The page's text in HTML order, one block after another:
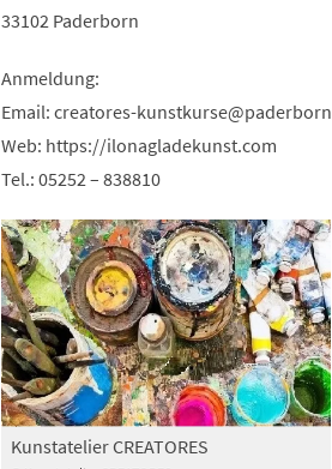
33102 Paderborn
Anmeldung:
Email: creatores-kunstkurse paderborn
Web: https://ilonagladekunst.com
Tel.: 05252 – 838810
Kunstatelier CREATORES